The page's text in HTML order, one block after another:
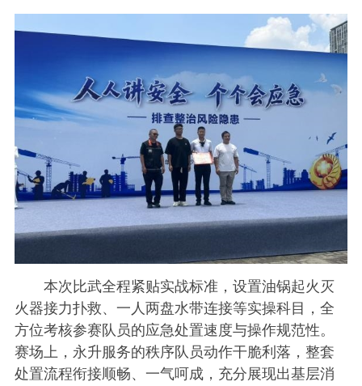
本次比武全程紧贴实战标准，设置油锅起火灭
火器接力扑救、一人两盘水带连接等实操科目，全
方位考核参赛队员的应急处置速度与操作规范性。
赛场上，永升服务的秩序队员动作干脆利落，整套
处置流程衔接顺畅、一气呵成，充分展现出基层消